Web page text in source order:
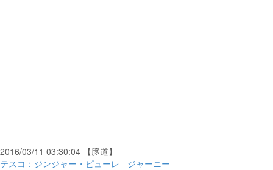
2016/03/11 03:30:04 【豚道】
テスコ：ジンジャー・ピューレ - ジャーニー